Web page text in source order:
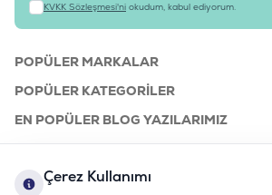
KVKK Sözleşmesi'ni okudum, kabul ediyorum.
POPÜLER MARKALAR
POPÜLER KATEGORILER
EN POPÜLER BLOG YAZILARIMIZ
KURUMSAL
Çerez Kullanımı